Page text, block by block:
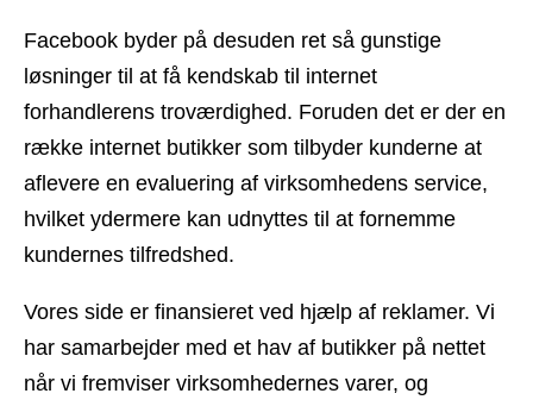
Facebook byder på desuden ret så gunstige
løsninger til at få kendskab til internet
forhandlerens troværdighed. Foruden det er der en
række internet butikker som tilbyder kunderne at
aflevere en evaluering af virksomhedens service,
hvilket ydermere kan udnyttes til at fornemme
kundernes tilfredshed.
Vores side er finansieret ved hjælp af reklamer. Vi
har samarbejder med et hav af butikker på nettet
når vi fremviser virksomhedernes varer, og